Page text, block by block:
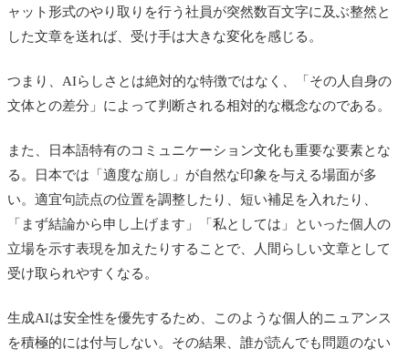
ャット形式のやり取りを行う社員が突然数百文字に及ぶ整然と
した文章を送れば、受け手は大きな変化を感じる。
つまり、AIらしさとは絶対的な特徴ではなく、「その人自身の
文体との差分」によって判断される相対的な概念なのである。
また、日本語特有のコミュニケーション文化も重要な要素とな
る。日本では「適度な崩し」が自然な印象を与える場面が多
い。適宜句読点の位置を調整したり、短い補足を入れたり、
「まず結論から申し上げます」「私としては」といった個人の
立場を示す表現を加えたりすることで、人間らしい文章として
受け取られやすくなる。
生成AIは安全性を優先するため、このような個人的ニュアンス
を積極的には付与しない。その結果、誰が読んでも問題のない